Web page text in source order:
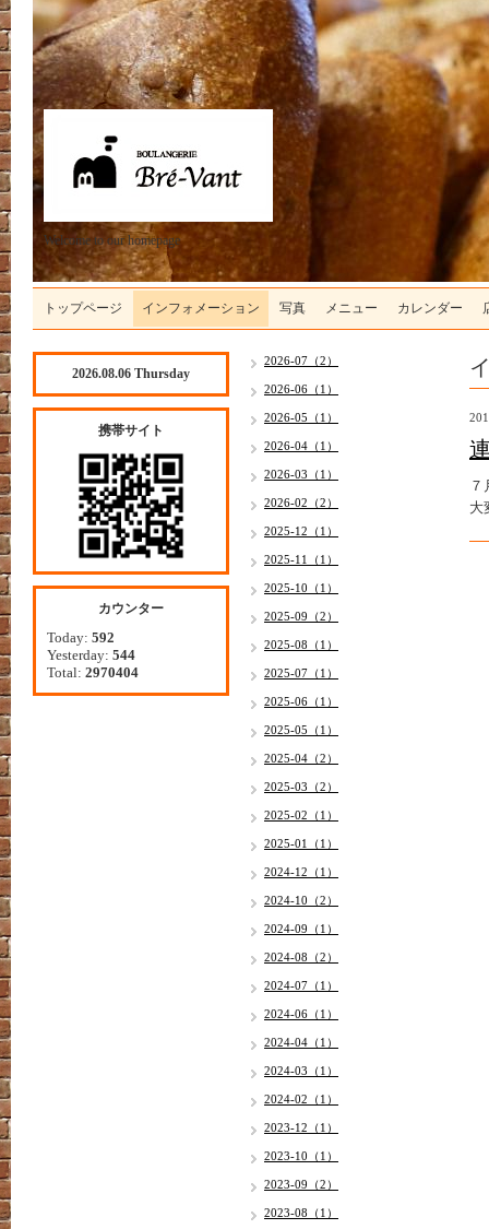
Welcome to our homepage
トップページ インフォメーション 写真 メニュー カレンダー
大
2026-07（2）
2026-06（1）
2026-05（1）
2026-04（1）
2026-03（1）
2026-02（2）
2025-12（1）
2025-11（1）
2025-10（1）
2025-09（2）
2025-08（1）
2025-07（1）
2025-06（1）
2025-05（1）
2025-04（2）
2025-03（2）
2025-02（1）
2025-01（1）
2024-12（1）
2024-10（2）
2024-09（1）
2024-08（2）
2024-07（1）
2024-06（1）
2024-04（1）
2024-03（1）
2024-02（1）
2023-12（1）
2023-10（1）
2023-09（2）
2023-08（1）
2026.08.06 Thursday
携帯サイト
カウンター
Today: 592
Yesterday: 544
Total: 2970404